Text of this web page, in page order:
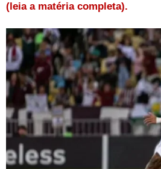
(leia a matéria completa).